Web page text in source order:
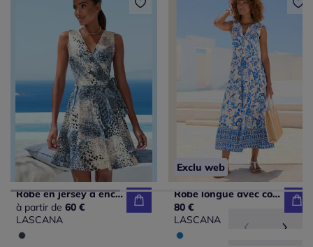
Robe en jersey à encolure en V avec effet cache-cœur et nœud
à partir de 60 €
LASCANA
Exclu web
Robe longue avec col en V et motifs floraux
80 €
LASCANA